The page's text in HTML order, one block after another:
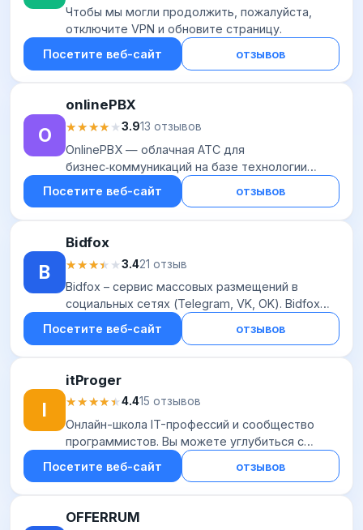
Чтобы мы могли продолжить, пожалуйста,
отключите VPN и обновите страницу.
Посетите веб-сайт
отзывов
O
onlinePBX
★★★★★
★★★★★3.913 отзывов
OnlinePBX — облачная АТС для
бизнес‑коммуникаций на базе технологии
IP‑телефонии. Сервис позволяет организациям
подключать номера у более чем 250
Посетите веб-сайт отзывов
B
Bidfox
★★★★★
★★★★★3.421 отзыв
Bidfox – сервис массовых размещений в
социальных сетях (Telegram, VK, OK). Bidfox
помогает автоматизировать работу с
посевами. В сервисе доступно два типа
Посетите веб-сайт отзывов
I
itProger
★★★★★
★★★★★4.415 отзывов
Онлайн-школа IT-профессий и сообщество
программистов. Вы можете углубиться с
геймдев, изучать веб-дизайн или графический
дизайн, а также освоить несколько популярных
Посетите веб-сайт отзывов
OFFERRUM